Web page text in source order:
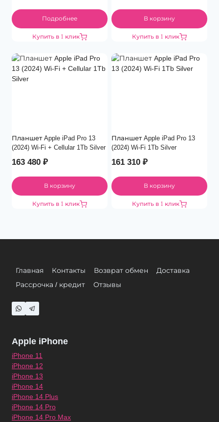
Подробнее
Купить в 1 клик
В корзину
Купить в 1 клик
Планшет Apple iPad Pro 13
(2024) Wi-Fi + Cellular 1Tb Silver
163 480 ₽
В корзину
Купить в 1 клик
Планшет Apple iPad Pro 13
(2024) Wi-Fi 1Tb Silver
161 310 ₽
В корзину
Купить в 1 клик
Главная Контакты Возврат обмен
Доставка
Рассрочка / кредит
Отзывы
Apple iPhone
iPhone 11
iPhone 12
iPhone 13
iPhone 14
iPhone 14 Plus
iPhone 14 Pro
iPhone 14 Pro Max